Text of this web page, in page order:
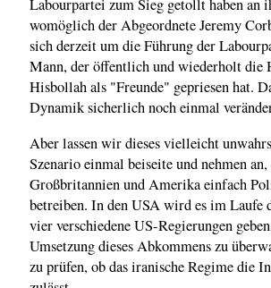
Labourpartei zum Sieg getollt haben an
womöglich der Abgeordnete Jeremy
sich derzeit um die Führung der
Mann, der öffentlich und wiederholt die
Hisbollah als "Freunde" gepriesen hat.
Dynamik sicherlich noch einmal
Aber lassen wir dieses vielleicht
Szenario einmal beiseite und nehmen an,
Großbritannien und Amerika einfach
betreiben. In den USA wird es im Laufe
vier verschiedene US-Regierungen
Umsetzung dieses Abkommens zu
zu prüfen, ob das iranische Regime die